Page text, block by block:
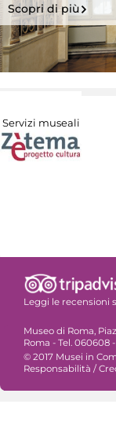
Scopri di più
Servizi museali
Leggi le recensioni
Museo di Roma,
Roma - Tel.
© 2017 Musei in
Responsabilità /